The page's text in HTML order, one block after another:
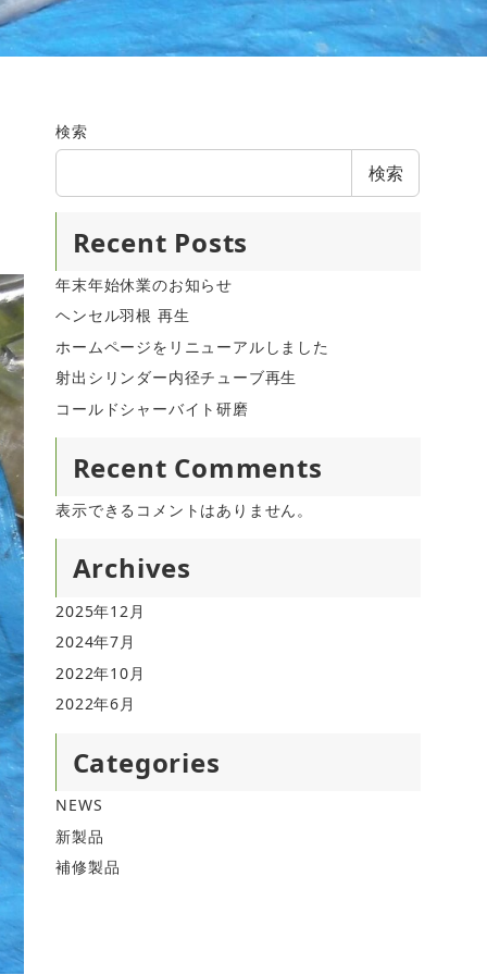
検索
検索
Recent Posts
年末年始休業のお知らせ
ヘンセル羽根 再生
ホームページをリニューアルしました
射出シリンダー内径チューブ再生
コールドシャーバイト研磨
Recent Comments
表示できるコメントはありません。
Archives
2025年12月
2024年7月
2022年10月
2022年6月
Categories
NEWS
新製品
補修製品